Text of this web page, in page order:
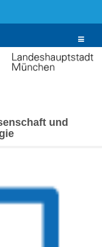
Toggle
und